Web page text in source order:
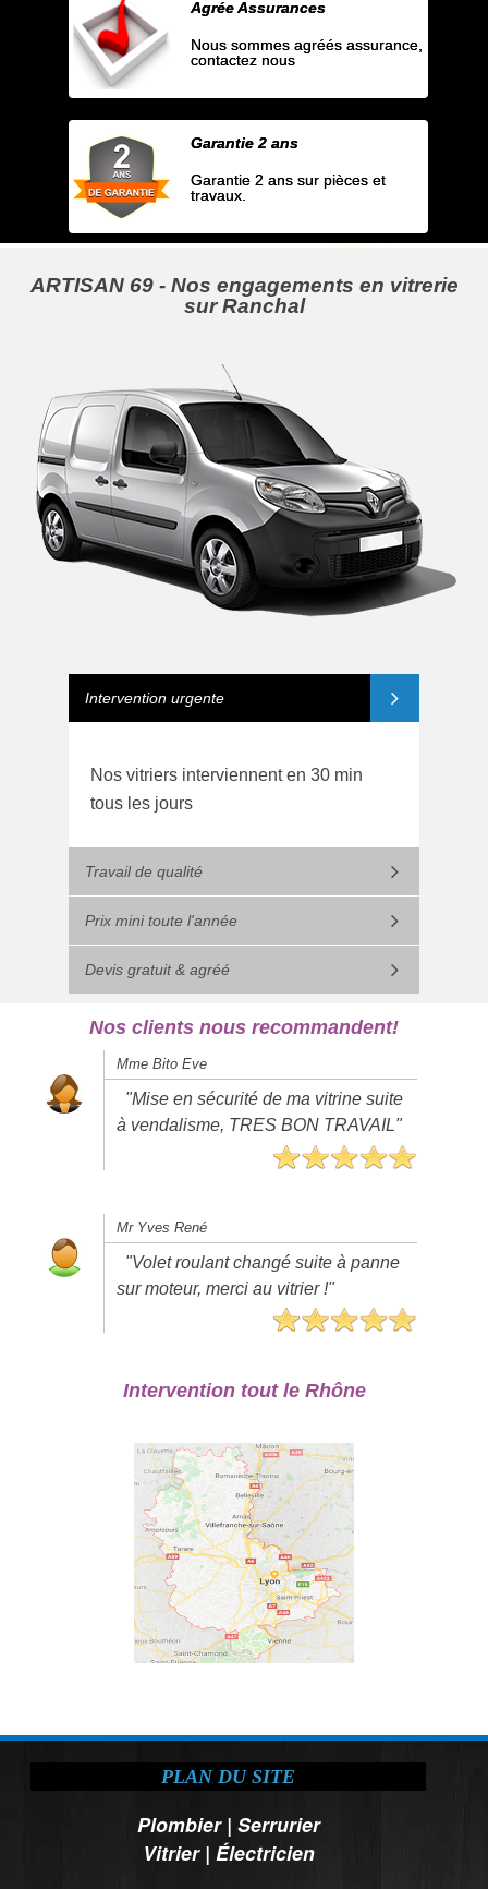
Agrée Assurances
Nous sommes agréés assurance,
contactez nous
Garantie 2 ans
Garantie 2 ans sur pièces et
travaux.
ARTISAN 69 - Nos engagements en vitrerie
sur Ranchal
Intervention urgente
Nos vitriers interviennent en 30 min
tous les jours
Travail de qualité
Prix mini toute l'année
Devis gratuit & agréé
Nos clients nous recommandent!
Mme Bito Eve
"Mise en sécurité de ma vitrine suite
à vendalisme, TRES BON TRAVAIL"
Mr Yves René
"Volet roulant changé suite à panne
sur moteur, merci au vitrier !"
Intervention tout le Rhône
PLAN DU SITE
Plombier| Serrurier
Vitrier| Électricien